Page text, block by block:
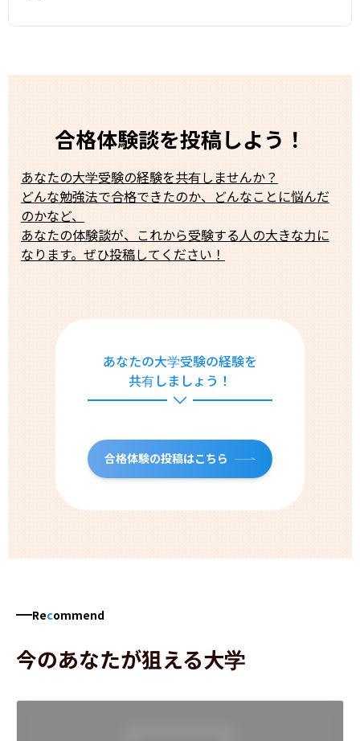
合格体験談を投稿しよう！
あなたの大学受験の経験を共有しませんか？
どんな勉強法で合格できたのか、どんなことに悩んだ
のかなど、
あなたの体験談が、これから受験する人の大きな力に
なります。ぜひ投稿してください！
あなたの大学受験の経験を
共有しましょう！
合格体験の投稿はこちら
Recommend
今のあなたが狙える大学